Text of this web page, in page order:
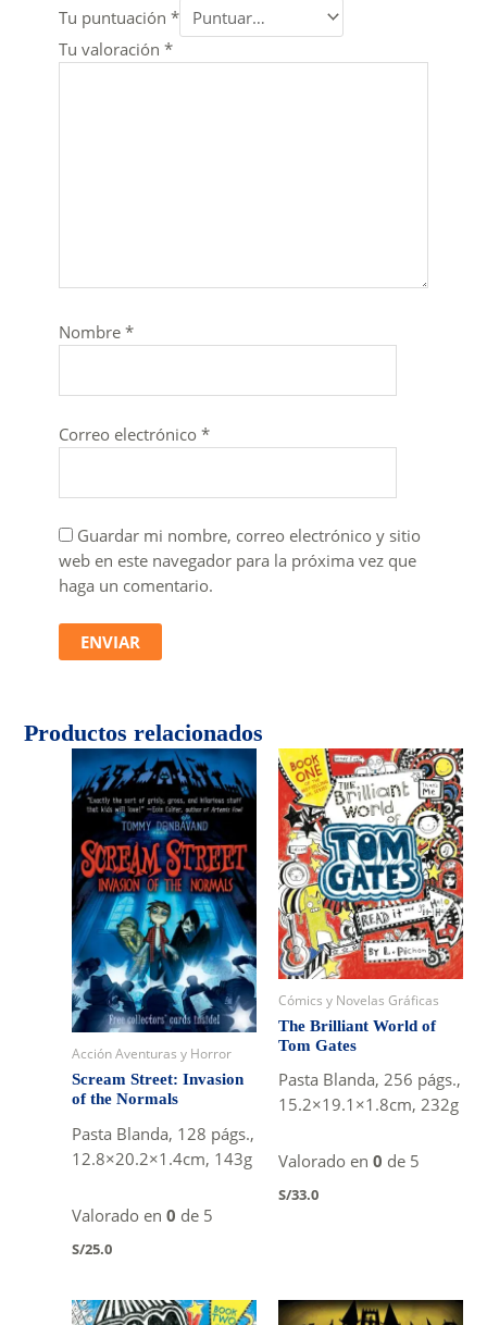
Tu puntuación *
Tu valoración *
Nombre *
Correo electrónico *
Guardar mi nombre, correo electrónico y sitio
web en este navegador para la próxima vez que
haga un comentario.
Productos relacionados
Acción Aventuras y Horror
Scream Street: Invasion
of the Normals
Pasta Blanda, 128 págs.,
12.8×20.2×1.4cm, 143g
Valorado en0 de 5
S/25.0
Cómics y Novelas Gráficas
The Brilliant World of
Tom Gates
Pasta Blanda, 256 págs.,
15.2×19.1×1.8cm, 232g
Valorado en 0 de 5
S/33.0